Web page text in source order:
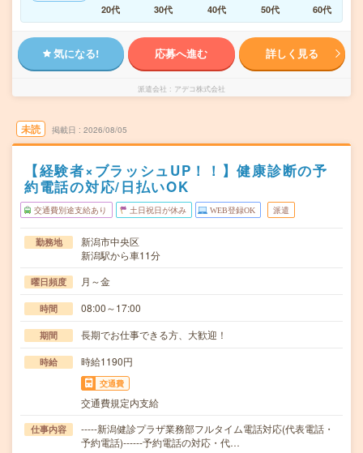
20代
30代 40代 50代 60代
気になる! 応募へ進む 詳しく見る
派遣会社 アデコ株式会社
未読 掲載日 2026/08/05
【経験者×ブラッシュUP！！】健康診断の予
約電話の対応/日払いOK
交通費別途支給あり 土日祝日が休み WEB登録OK 派遣
勤務地
新潟市中央区
新潟駅から車11分
曜日頻度 月～金
時間 08:00～17:00
期間 長期でお仕事できる方、大歓迎！
時給 時給1190円
交通費
交通費規定内支給
仕事内容
-----新潟健診プラザ業務部フルタイム電話対応(代表電話・
予約電話)------予約電話の対応・代…